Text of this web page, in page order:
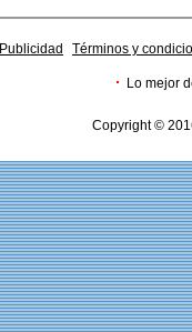
Publicidad Términos y
· Lo mejor
Copyright ©